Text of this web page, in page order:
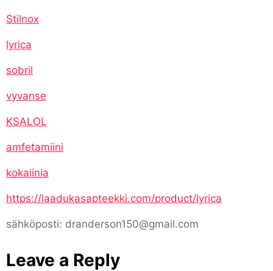
Stilnox
lyrica
sobril
vyvanse
KSALOL
amfetamiini
kokaiinia
https://laadukasapteekki.com/product/lyrica
sähköposti: dranderson150@gmail.com
Leave a Reply